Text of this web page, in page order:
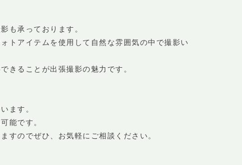
も承っております。
トアイテムを使用して自然な雰囲気の中で撮影い
きることが出張撮影の魅力です。
ます。
能です。
すのでぜひ、お気軽にご相談ください。